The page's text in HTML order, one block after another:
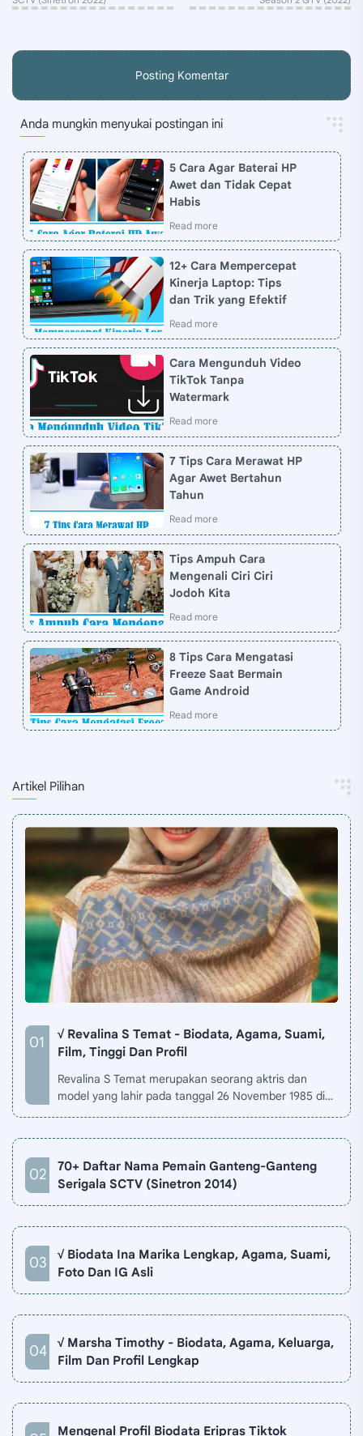
Posting Komentar
Anda mungkin menyukai postingan ini
5 Cara Agar Baterai HP
Awet dan Tidak Cepat
Habis
12+ Cara Mempercepat
Kinerja Laptop: Tips
dan Trik yang Efektif
Cara Mengunduh Video
TikTok Tanpa
Watermark
7 Tips Cara Merawat HP
Agar Awet Bertahun
Tahun
Tips Ampuh Cara
Mengenali Ciri Ciri
Jodoh Kita
8 Tips Cara Mengatasi
Freeze Saat Bermain
Game Android
Artikel Pilihan
√ Revalina S Temat - Biodata, Agama, Suami,
Film, Tinggi Dan Profil
Revalina S Temat merupakan seorang aktris dan
model yang lahir pada tanggal 26 November 1985 di
70+ Daftar Nama Pemain Ganteng-Ganteng
Serigala SCTV (Sinetron 2014)
√ Biodata Ina Marika Lengkap, Agama, Suami,
Foto Dan IG Asli
√ Marsha Timothy - Biodata, Agama, Keluarga,
Film Dan Profil Lengkap
Mengenal Profil Biodata Eripras Tiktok